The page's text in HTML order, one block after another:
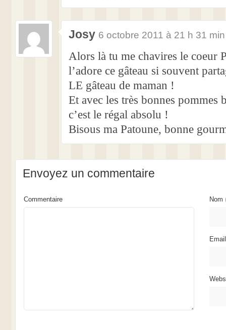
Josy 6 octobre 2011 à 21 h 31
Alors là tu me chavires le coeur
l’adore ce gâteau si souvent
LE gâteau de maman !
Et avec les très bonnes pommes
c’est le régal absolu !
Bisous ma Patoune, bonne
Envoyez un commentaire
Nom
Commentaire